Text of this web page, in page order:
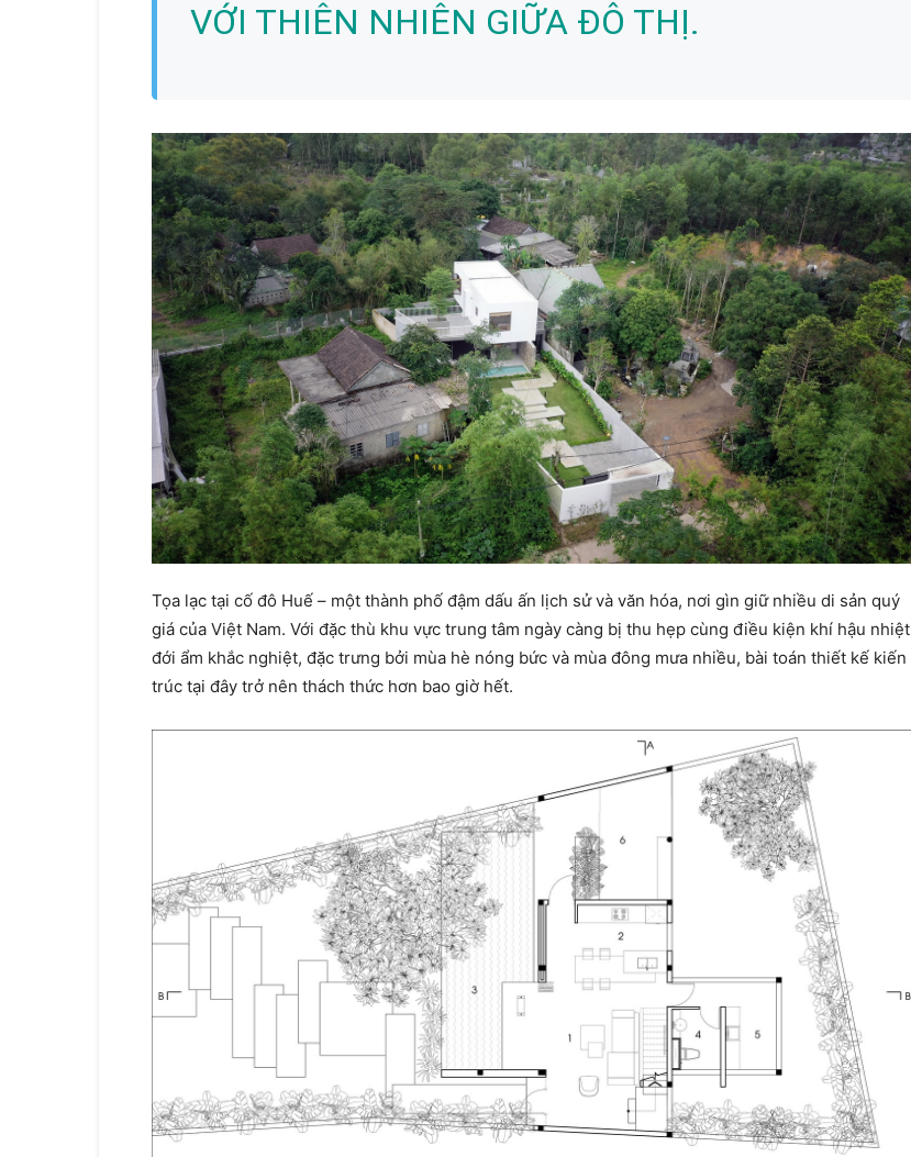
VỚI THIÊN NHIÊN GIỮA ĐÔ THỊ.
Tọa lạc tại cố đô Huế – một thành phố đậm dấu ấn lịch sử và văn hóa, nơi gìn giữ nhiều di sản quý
giá của Việt Nam. Với đặc thù khu vực trung tâm ngày càng bị thu hẹp cùng điều kiện khí hậu nhiệt
đới ẩm khắc nghiệt, đặc trưng bởi mùa hè nóng bức và mùa đông mưa nhiều, bài toán thiết kế kiến
trúc tại đây trở nên thách thức hơn bao giờ hết.